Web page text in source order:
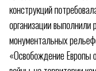
конструкций
организации
монументальных
«Освобождение Европы